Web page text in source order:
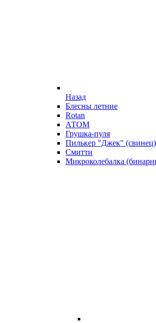
Назад
Блесны летние
Rotan
АТОМ
Грушка-пуля
Пилькер "Джек" (свинец)
Смитти
Микроколебалка